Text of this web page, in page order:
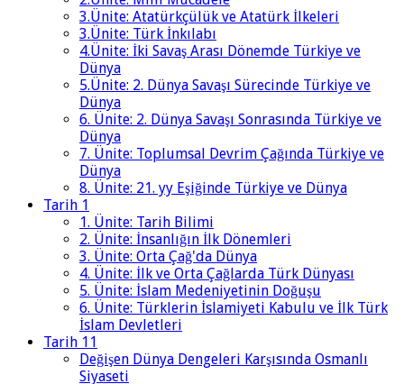
3.Ünite: Atatürkçülük ve Atatürk İlkeleri
3.Ünite: Türk İnkılabı
4.Ünite: İki Savaş Arası Dönemde Türkiye ve
Dünya
5.Ünite: 2. Dünya Savaşı Sürecinde Türkiye ve
Dünya
6. Ünite: 2. Dünya Savaşı Sonrasında Türkiye ve
Dünya
7. Ünite: Toplumsal Devrim Çağında Türkiye ve
Dünya
8. Ünite: 21. yy Eşiğinde Türkiye ve Dünya
Tarih 1
1. Ünite: Tarih Bilimi
2. Ünite: İnsanlığın İlk Dönemleri
3. Ünite: Orta Çağ'da Dünya
4. Ünite: İlk ve Orta Çağlarda Türk Dünyası
5. Ünite: İslam Medeniyetinin Doğuşu
6. Ünite: Türklerin İslamiyeti Kabulu ve İlk Türk
İslam Devletleri
Tarih 11
Değişen Dünya Dengeleri Karşısında Osmanlı
Siyaseti